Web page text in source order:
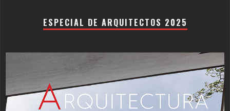
ESPECIAL DE ARQUITECTOS 2025